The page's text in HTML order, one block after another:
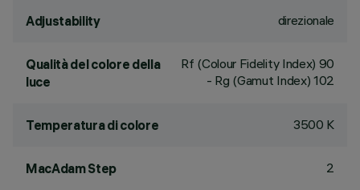
Adjustability direzionale
Qualità del colore della
luce
Rf (Colour Fidelity Index) 90
- Rg (Gamut Index) 102
Temperatura di colore 3500 K
MacAdam Step 2